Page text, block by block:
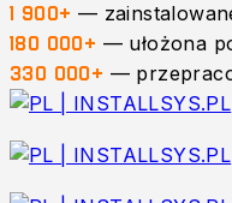
1 900+ —
180 000+ — ułożona
330 000+ —